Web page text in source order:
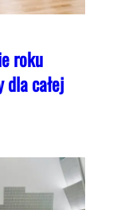
roku
dla całej